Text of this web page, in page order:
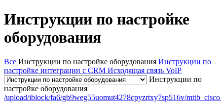
Инструкции по настройке
оборудования
Все Инструкции по настройке оборудования Инструкции по
настройке интеграции с CRM Исходящая связь VoIP
Инструкции по
настройке оборудования
/upload/iblock/fa6/gb9weg55uomut4278cpyzrtxy7sp516v/